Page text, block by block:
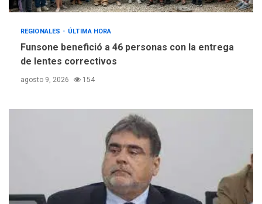
REGIONALES ÚLTIMA HORA
Funsone benefició a 46 personas con la entrega
de lentes correctivos
agosto 9, 2026 154